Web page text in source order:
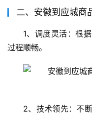
二、安徽到应城商
1、调度灵活：根
过程顺畅。
2、技术领先：不